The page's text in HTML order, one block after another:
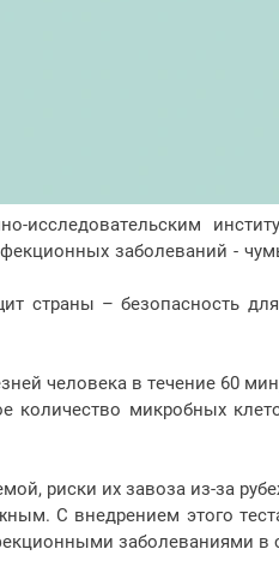
исследовательским
заболеваний -
страны – безопасность
человека в течение 60
количество микробных
риски их завоза из-за
С внедрением этого
заболеваниями в